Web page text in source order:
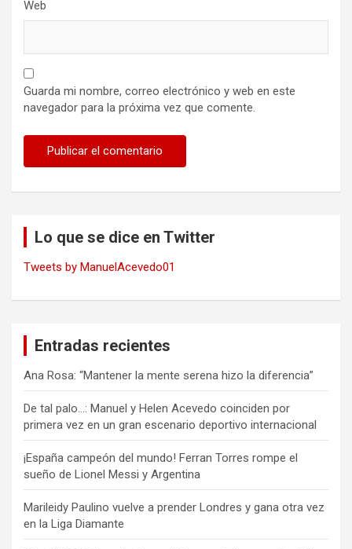
Web
Guarda mi nombre, correo electrónico y web en este
navegador para la próxima vez que comente.
Lo que se dice en Twitter
Tweets by ManuelAcevedo01
Entradas recientes
Ana Rosa: “Mantener la mente serena hizo la diferencia”
De tal palo…: Manuel y Helen Acevedo coinciden por
primera vez en un gran escenario deportivo internacional
¡España campeón del mundo! Ferran Torres rompe el
sueño de Lionel Messi y Argentina
Marileidy Paulino vuelve a prender Londres y gana otra vez
en la Liga Diamante